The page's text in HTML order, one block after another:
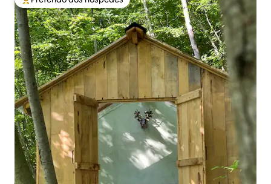
Entre os melhores preferidos dos hóspedes